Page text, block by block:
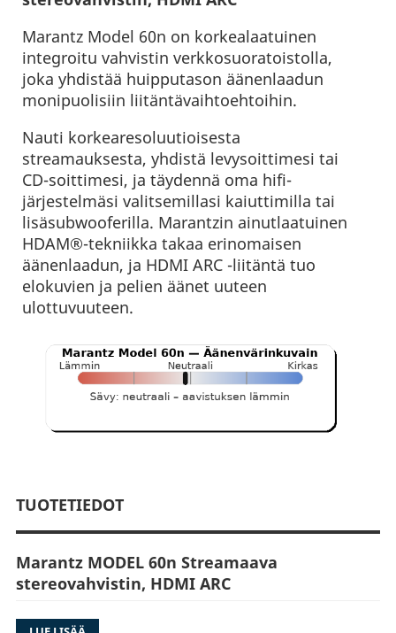
Marantz Model 60n on korkealaatuinen
integroitu vahvistin verkkosuoratoistolla,
joka yhdistää huipputason äänenlaadun
monipuolisiin liitäntävaihtoehtoihin.
Nauti korkearesoluutioisesta
streamauksesta, yhdistä levysoittimesi tai
CD-soittimesi, ja täydennä oma hifi-
järjestelmäsi valitsemillasi kaiuttimilla tai
lisäsubwooferilla. Marantzin ainutlaatuinen
HDAM®-tekniikka takaa erinomaisen
äänenlaadun, ja HDMI ARC -liitäntä tuo
elokuvien ja pelien äänet uuteen
ulottuvuuteen.
TUOTETIEDOT
Marantz MODEL 60n Streamaava
stereovahvistin, HDMI ARC
Marantz Model 60n on integroitu stereo